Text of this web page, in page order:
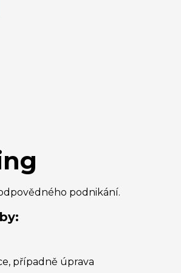
podnikání.
případně úprava